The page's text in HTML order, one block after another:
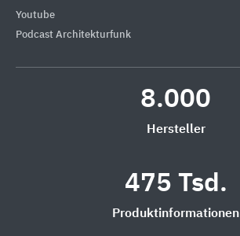
Youtube
Podcast Architekturfunk
8.000
Hersteller
475 Tsd.
Produktinformationen